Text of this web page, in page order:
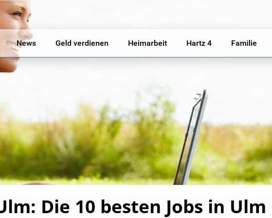
News Geld verdienen Heimarbeit Hartz 4 Familie
Die 10 besten Jobs in Ulm